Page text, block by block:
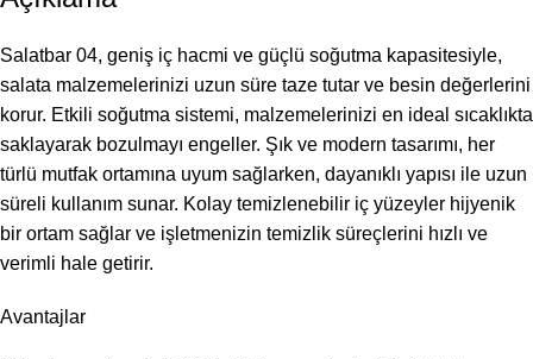
Salatbar 04, geniş iç hacmi ve güçlü soğutma kapasitesiyle,
salata malzemelerinizi uzun süre taze tutar ve besin değerlerini
korur. Etkili soğutma sistemi, malzemelerinizi en ideal sıcaklıkta
saklayarak bozulmayı engeller. Şık ve modern tasarımı, her
türlü mutfak ortamına uyum sağlarken, dayanıklı yapısı ile uzun
süreli kullanım sunar. Kolay temizlenebilir iç yüzeyler hijyenik
bir ortam sağlar ve işletmenizin temizlik süreçlerini hızlı ve
verimli hale getirir.
Avantajlar